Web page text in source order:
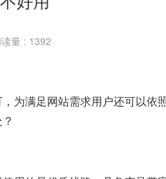
量 : 1392
为满足网站需求用户还可以依